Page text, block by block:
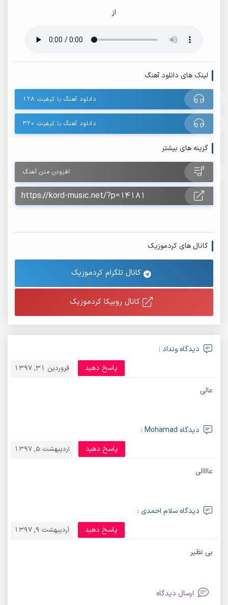
از
لینک های دانلود آهنگ
دانلود آهنگ با کیفیت ۱۲۸
دانلود آهنگ با کیفیت ۳۲۰
گزینه های بیشتر
افزودن متن آهنگ
کانال های کردموزیک
کانال تلگرام کردموزیک
کانال روبیکا کردموزیک
دیدگاه ونداد :
فروردین 31, 1397 پاسخ دهید
عالی
دیدگاه Mohamad :
اردیبهشت 5, 1397 پاسخ دهید
عاااالی
دیدگاه سلام احمدی :
اردیبهشت 9, 1397 پاسخ دهید
بی نظیر
ارسال دیدگاه